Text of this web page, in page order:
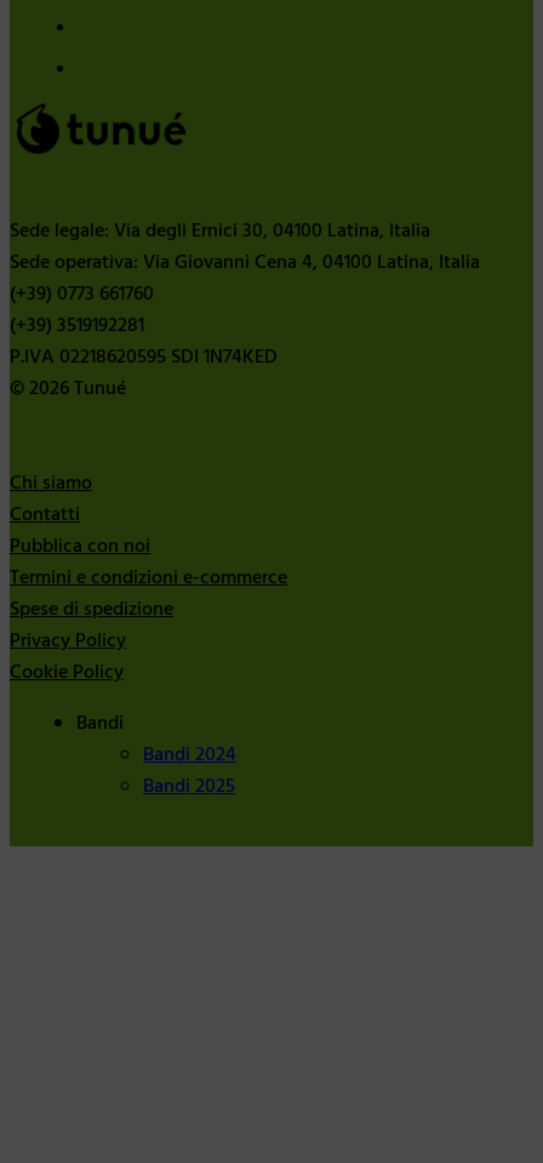
Sede legale: Via degli Ernici 30, 04100 Latina, Italia
Sede operativa: Via Giovanni Cena 4, 04100 Latina, Italia
(+39) 0773 661760
(+39) 3519192281
P.IVA 02218620595 SDI 1N74KED
© 2026 Tunué
Chi siamo
Contatti
Pubblica con noi
Termini e condizioni e-commerce
Spese di spedizione
Privacy Policy
Cookie Policy
Bandi
Bandi 2024
Bandi 2025